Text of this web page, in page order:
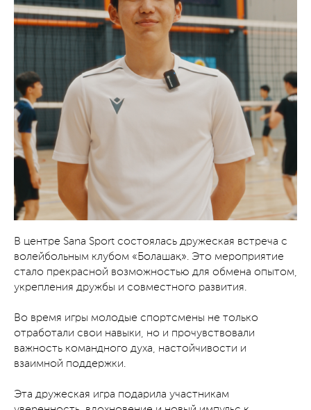
В центре Sana Sport состоялась дружеская встреча с
волейбольным клубом «Болашақ». Это мероприятие
стало прекрасной возможностью для обмена опытом,
укрепления дружбы и совместного развития.
Во время игры молодые спортсмены не только
отработали свои навыки, но и прочувствовали
важность командного духа, настойчивости и
взаимной поддержки.
Эта дружеская игра подарила участникам